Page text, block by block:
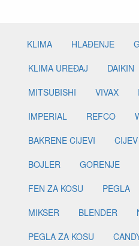
KLIMA HLAĐENJE
KLIMA UREĐAJ
DAIKIN
MITSUBISHI
VIVAX
IMPERIAL
REFCO
BAKRENE CIJEVI
BOJLER
GORENJE
FEN ZA KOSU
PEGLA
MIKSER
BLENDER
PEGLA ZA KOSU